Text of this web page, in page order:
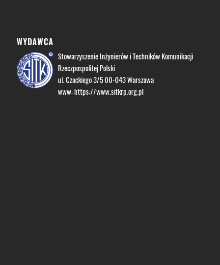
WYDAWCA
Stowarzyszenie Inżynierów i Techników Komunikacji
Rzeczpospolitej Polski
ul. Czackiego 3/5 00-043 Warszawa
www:https://www.sitkrp.org.pl